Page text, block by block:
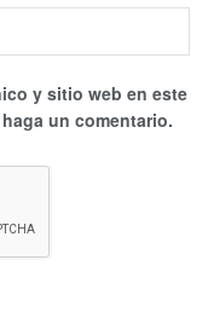
y sitio web en este
un comentario.